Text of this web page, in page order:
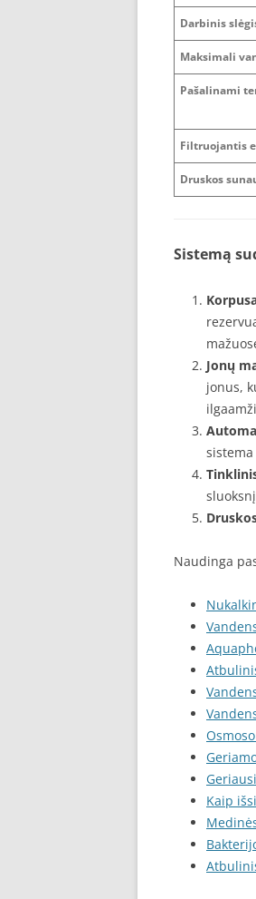
Darbinis
Maksimali
Pašalinami
Filtruojantis
Druskos
Sistemą
Jonų
jonus,
Naudinga
Kaip